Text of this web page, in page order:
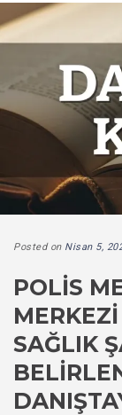
Posted on Nisan 5,
POLIS
SAĞLIK